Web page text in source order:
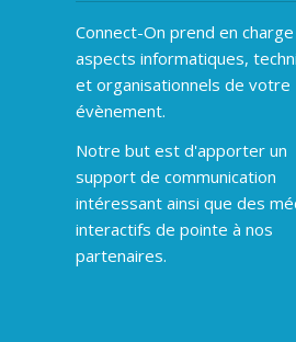
Connect-On prend en
aspects informatiques,
et organisationnels de votre
évènement.
Notre but est d'apporter un
support de communication
intéressant ainsi que des
interactifs de pointe à nos
partenaires.